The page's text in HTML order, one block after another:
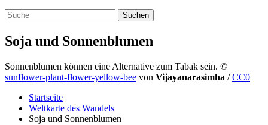
Soja und Sonnenblumen
Sonnenblumen können eine Alternative zum Tabak sein. ©
sunflower-plant-flower-yellow-bee von Vijayanarasimha /CC0
Startseite
Weltkarte des Wandels
Soja und Sonnenblumen